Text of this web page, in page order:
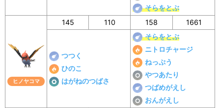
そらをとぶ
ヒノヤコマ
145 110 158 1661
つつく
ひのこ
はがねのつばさ
そらをとぶ
ニトロチャージ
ねっぷう
やつあたり
つばめがえし
おんがえし